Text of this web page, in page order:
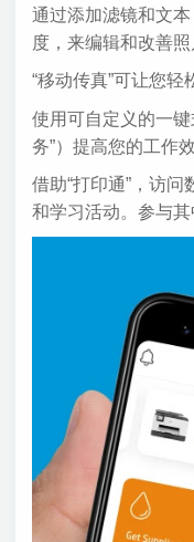
通过添加滤镜和文
度，来编辑和改善照
“移动传真”可让您
使用可自定义的一
务”）提高您的工作
借助“打印通”，访
和学习活动。参与其